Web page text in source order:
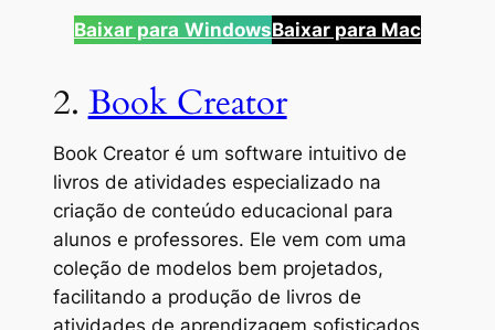
Baixar para WindowsBaixar para Mac
2. Book Creator
Book Creator é um software intuitivo de
livros de atividades especializado na
criação de conteúdo educacional para
alunos e professores. Ele vem com uma
coleção de modelos bem projetados,
facilitando a produção de livros de
atividades de aprendizagem sofisticados